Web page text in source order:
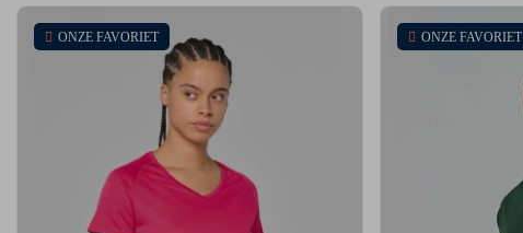
ONZE FAVORIET ONZE FAVORIET